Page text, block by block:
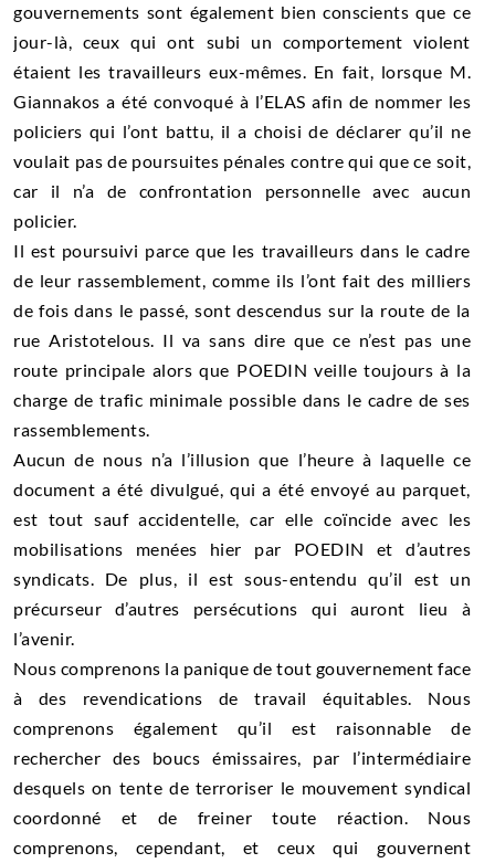
gouvernements sont également bien conscients que ce
jour-là, ceux qui ont subi un comportement violent
étaient les travailleurs eux-mêmes. En fait, lorsque M.
Giannakos a été convoqué à l’ELAS afin de nommer les
policiers qui l’ont battu, il a choisi de déclarer qu’il ne
voulait pas de poursuites pénales contre qui que ce soit,
car il n’a de confrontation personnelle avec aucun
policier.
Il est poursuivi parce que les travailleurs dans le cadre
de leur rassemblement, comme ils l’ont fait des milliers
de fois dans le passé, sont descendus sur la route de la
rue Aristotelous. Il va sans dire que ce n’est pas une
route principale alors que POEDIN veille toujours à la
charge de trafic minimale possible dans le cadre de ses
rassemblements.
Aucun de nous n’a l’illusion que l’heure à laquelle ce
document a été divulgué, qui a été envoyé au parquet,
est tout sauf accidentelle, car elle coïncide avec les
mobilisations menées hier par POEDIN et d’autres
syndicats. De plus, il est sous-entendu qu’il est un
précurseur d’autres persécutions qui auront lieu à
l’avenir.
Nous comprenons la panique de tout gouvernement face
à des revendications de travail équitables. Nous
comprenons également qu’il est raisonnable de
rechercher des boucs émissaires, par l’intermédiaire
desquels on tente de terroriser le mouvement syndical
coordonné et de freiner toute réaction. Nous
comprenons, cependant, et ceux qui gouvernent